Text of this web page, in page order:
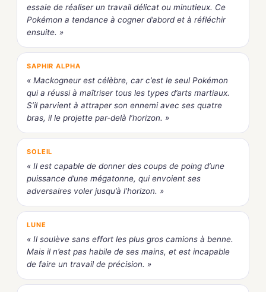
essaie de réaliser un travail délicat ou minutieux. Ce
Pokémon a tendance à cogner d’abord et à réfléchir
ensuite. »
SAPHIR ALPHA
« Mackogneur est célèbre, car c’est le seul Pokémon
qui a réussi à maîtriser tous les types d’arts martiaux.
S’il parvient à attraper son ennemi avec ses quatre
bras, il le projette par-delà l’horizon. »
SOLEIL
« Il est capable de donner des coups de poing d’une
puissance d’une mégatonne, qui envoient ses
adversaires voler jusqu’à l’horizon. »
LUNE
« Il soulève sans effort les plus gros camions à benne.
Mais il n’est pas habile de ses mains, et est incapable
de faire un travail de précision. »